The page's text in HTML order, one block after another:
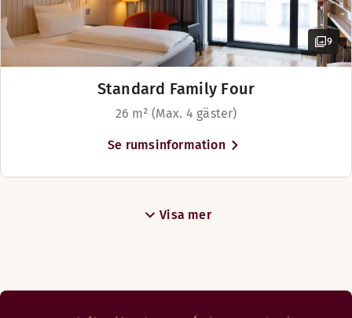
9
Standard Family Four
26 m² (Max. 4 gäster)
Se rumsinformation
Visa mer